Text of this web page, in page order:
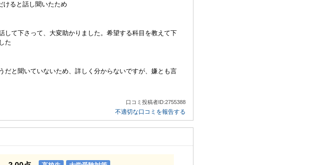
けると話し聞いたため
して下さって、大変助かりました。希望する科目を教えて下
た
だと聞いていないため、詳しく分からないですが、嫌とも言
口コミ投稿者ID:2755388
不適切な口コミを報告する